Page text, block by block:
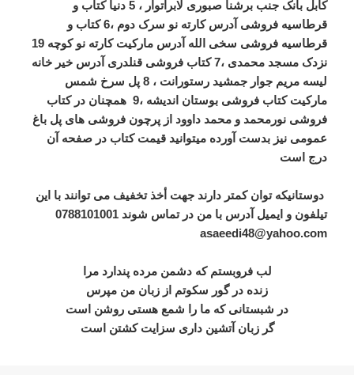
کابل بانک جنب برشنا صبوری لابراتوار ، 5 دنیا کتاب و
قرطاسیه فروشی آدرس کارته نو سرک دوم ،6 کتاب و
قرطاسیه فروشی سخی الله آدرس مارکیت کارته نو کوچه 19
نزدک مسجد محمدی ،7 کتاب فروشی قنلدری آدرس خیر خانه
لیسه مریم جوار جمشید رستورانت ، 8 پل سرخ شمس
مارکیت کتاب فروشی بوستان اندیشه ،9 همچنان در کتاب
فروشی نورمحمد و محمد داوود از پرچون فروشی های پل باغ
عمومی نیز بدست آورده میتوانید قیمت کتاب در صفحه آن
درج است
دوستانیکه توان کمتر دارند جهت أخذ تخفیف می توانند با این
asaeedi48@yahoo.com
لب فروبستم که دشمن مرده پندارد مرا
زنده در گور سکوتم از زبان من مپرس
در شبستانی که ما را شمع هستی روشن است
گر زبان آتشین داری سزایت کشتن است